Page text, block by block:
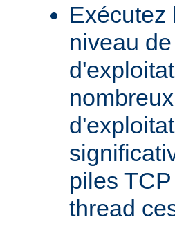
Exécutez
niveau
piles
thread